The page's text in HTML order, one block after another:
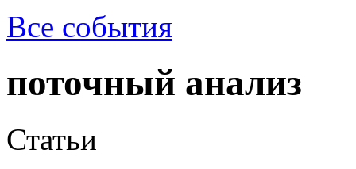
Все события
поточный анализ
Статьи